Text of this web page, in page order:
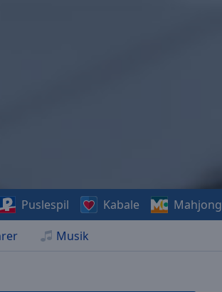
Musik
Puslespil Kabale Mahjong